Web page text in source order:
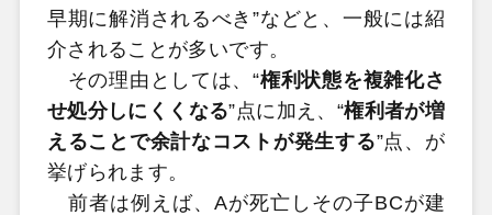
早期に解消されるべき”などと、一般には紹
介されることが多いです。
その理由としては、“権利状態を複雑化さ
せ処分しにくくなる”点に加え、“権利者が増
えることで余計なコストが発生する”点、が
挙げられます。
前者は例えば、Aが死亡しその子BCが建